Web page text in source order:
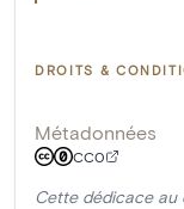
DROITS &
Métadonnées
CC0
Cette dédicace au